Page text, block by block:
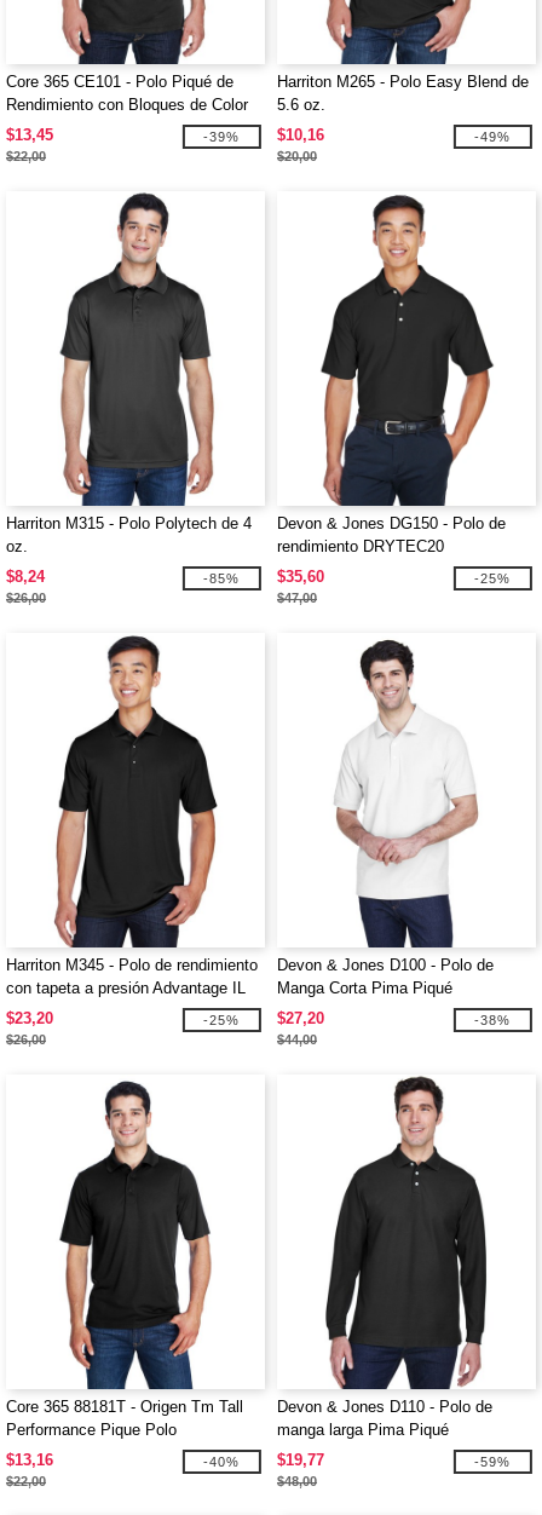
Core 365 CE101 - Polo Piqué de
Rendimiento con Bloques de Color
para Hombre
$13,45
$22,00
-39%
Harriton M265 - Polo Easy Blend de
5.6 oz.
$10,16
$20,00
-49%
Harriton M315 - Polo Polytech de 4
oz.
$8,24
$26,00
-85%
Devon & Jones DG150 - Polo de
rendimiento DRYTEC20
$35,60
$47,00
-25%
Harriton M345 - Polo de rendimiento
con tapeta a presión Advantage IL
$23,20
$26,00
-25%
Devon & Jones D100 - Polo de
Manga Corta Pima Piqué
$27,20
$44,00
-38%
Core 365 88181T - Origen Tm Tall
Performance Pique Polo
$13,16
$22,00
-40%
Devon & Jones D110 - Polo de
manga larga Pima Piqué
$19,77
$48,00
-59%